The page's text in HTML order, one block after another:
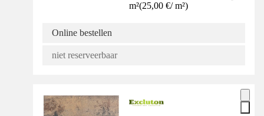
m²(25,00 €/ m²)
Online bestellen
niet reserveerbaar